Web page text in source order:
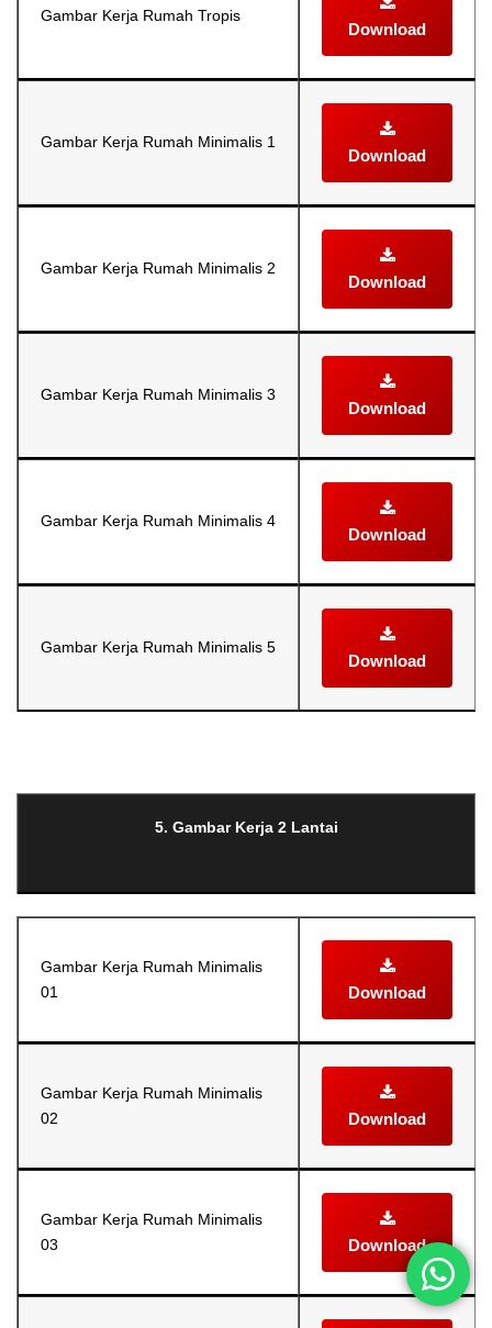
Gambar Kerja Rumah Tropis
Download
Gambar Kerja Rumah Minimalis 1
Download
Gambar Kerja Rumah Minimalis 2
Download
Gambar Kerja Rumah Minimalis 3
Download
Gambar Kerja Rumah Minimalis 4
Download
Gambar Kerja Rumah Minimalis 5
Download
5. Gambar Kerja 2 Lantai
Gambar Kerja Rumah Minimalis
01
Download
Gambar Kerja Rumah Minimalis
02
Download
Gambar Kerja Rumah Minimalis
03
Download